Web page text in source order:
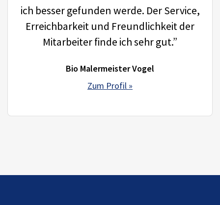
ich besser gefunden werde. Der Service,
Erreichbarkeit und Freundlichkeit der
Mitarbeiter finde ich sehr gut.”
Bio Malermeister Vogel
Zum Profil »